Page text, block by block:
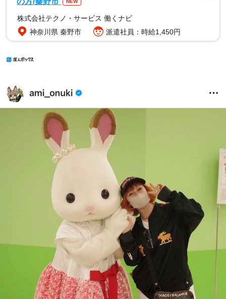
NEW
株式会社テクノ・サービス 働くナビ
神奈川県 秦野市
派遣社員：時給1,450円